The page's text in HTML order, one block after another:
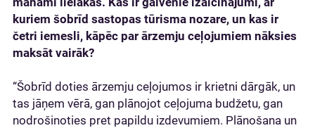
kuriem šobrīd sastopas tūrisma nozare, un kas ir
četri iemesli, kāpēc par ārzemju ceļojumiem nāksies
maksāt vairāk?
“Šobrīd doties ārzemju ceļojumos ir krietni dārgāk, un
tas jāņem vērā, gan plānojot ceļojuma budžetu, gan
nodrošinoties pret papildu izdevumiem. Plānošana un